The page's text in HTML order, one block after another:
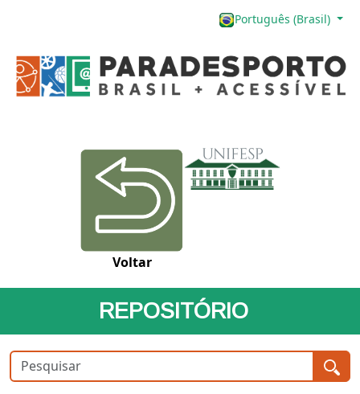
Português (Brasil)
Voltar
REPOSITÓRIO